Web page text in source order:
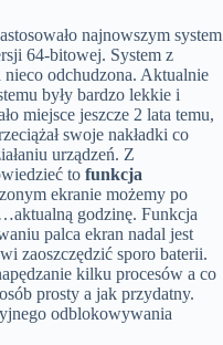
najnowszym system
64-bitowej. System z
nieco odchudzona. Aktualnie
były bardzo lekkie i
miejsce jeszcze 2 lata temu,
swoje nakładki co
urządzeń. Z
to funkcja
ekranie możemy po
godzinę. Funkcja
palca ekran nadal jest
zaoszczędzić sporo baterii.
kilku procesów a co
prosty a jak przydatny.
odblokowywania